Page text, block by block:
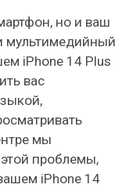
но и ваш
мультимедийный
iPhone 14 Plus
вас
мы
проблемы,
iPhone 14